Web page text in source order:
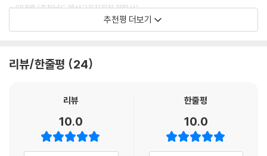
2. [대표 수업] 입체적 위인전 만들기
업하기
4. 생성형 AI와 코글의 만남 : 평가 계획을 한눈에! 디지털 평가 맵 만들기
2. [대표 수업] 키워드와 AI로 완성하는 상상 이야기
3. [핵심 활동&도구 알아보기] Realtime
4. 이미지 생성형 AI 플랫폼 : 크레아 AI vs. 빙 이미지 크리에이터 vs. 플
2부. 생활 [관계의 깊이]
클래시파이, AI 마음일기, 다했니 등을 활용해 학생들의 정서 안전망을 구
축하고, 데이터에 기반해 학생 상담 및 생기부 정성평가를 촘촘하게 기록
‘바이브 코딩(Vibe Coding)’을 교직 실무에 긴밀히 접목했습니다. 반 편
성, 근무 상황 파악, 선정위원회 점수 산정 등 매번 손이 많이 가던 행정 업
무를 초 단위로 해결해 주는 자동화 프로그램을 만드는 법을 조목조목 안
내합니다.
- 이대열 (충청남도 예산교육지원청 장학사)
'대표 수업' 사례를 통해 도구의 기능을 넘어 수업 속 적용 방법까지 구체적
다. 교실에 두고 하나씩 수업에 적용해 보고 싶은 선생님들께 이 책을 추천
- 신갑천 (ATC 컴퓨팅교사협회 회장)
추천평 더보기
리뷰/한줄평 24
리뷰
10.0
한줄평
10.0